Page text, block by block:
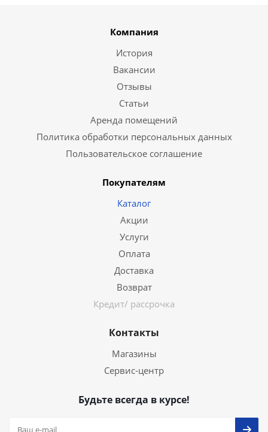
Компания
История
Вакансии
Отзывы
Статьи
Аренда помещений
Политика обработки персональных данных
Пользовательское соглашение
Покупателям
Каталог
Акции
Услуги
Оплата
Доставка
Возврат
Кредит/ рассрочка
Контакты
Магазины
Сервис-центр
Будьте всегда в курсе!